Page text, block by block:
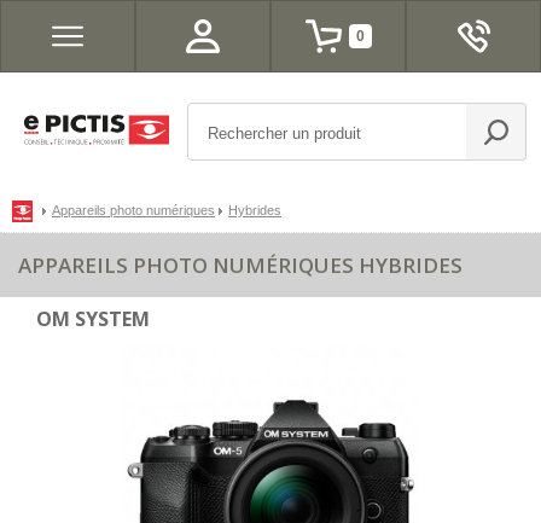
0
Appareils photo numériques Hybrides
APPAREILS PHOTO NUMÉRIQUES HYBRIDES
OM SYSTEM